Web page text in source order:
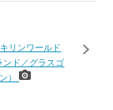
リンワールド
ンド／グラスゴ
）